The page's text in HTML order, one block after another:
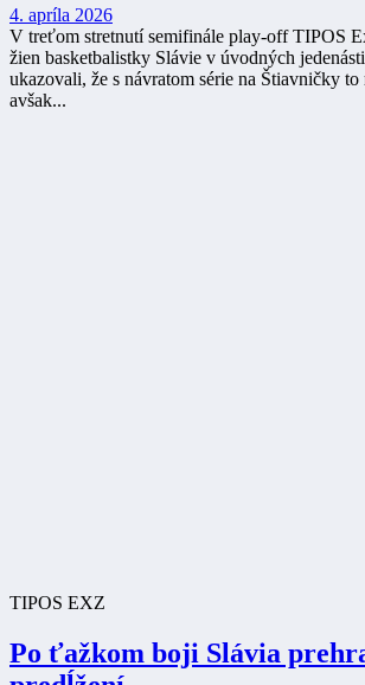
4. apríla 2026
V treťom stretnutí semifinále play-off TIPOS
žien basketbalistky Slávie v úvodných
ukazovali, že s návratom série na Štiavničky to
avšak...
TIPOS EXZ
Po ťažkom boji Slávia